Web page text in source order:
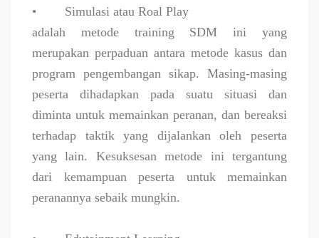
•
Simulasi atau Roal Play
adalah metode training SDM ini yang
merupakan perpaduan antara metode kasus dan
program pengembangan sikap. Masing-masing
peserta dihadapkan pada suatu situasi dan
diminta untuk memainkan peranan, dan bereaksi
terhadap taktik yang dijalankan oleh peserta
yang lain. Kesuksesan metode ini tergantung
dari kemampuan peserta untuk memainkan
peranannya sebaik mungkin.